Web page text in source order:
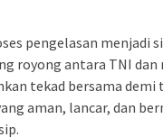
pengelasan menjadi
royong antara TNI dan
tekad bersama demi
aman, lancar, dan